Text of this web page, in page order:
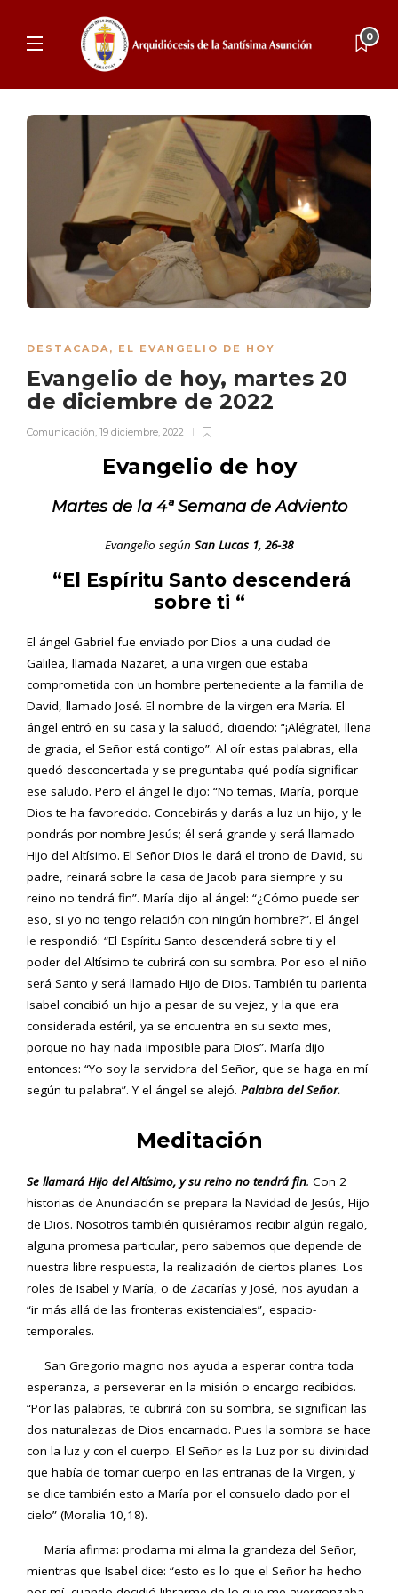
0
DESTACADA, EL EVANGELIO DE HOY
Evangelio de hoy, martes 20
de diciembre de 2022
Comunicación, 19 diciembre, 2022
Evangelio de hoy
Martes de la 4ª Semana de Adviento
Evangelio según San Lucas 1, 26-38
“El Espíritu Santo descenderá
sobre ti “
El ángel Gabriel fue enviado por Dios a una ciudad de
Galilea, llamada Nazaret, a una virgen que estaba
comprometida con un hombre perteneciente a la familia de
David, llamado José. El nombre de la virgen era María. El
ángel entró en su casa y la saludó, diciendo: “¡Alégrate!, llena
de gracia, el Señor está contigo”. Al oír estas palabras, ella
quedó desconcertada y se preguntaba qué podía significar
ese saludo. Pero el ángel le dijo: “No temas, María, porque
Dios te ha favorecido. Concebirás y darás a luz un hijo, y le
pondrás por nombre Jesús; él será grande y será llamado
Hijo del Altísimo. El Señor Dios le dará el trono de David, su
padre, reinará sobre la casa de Jacob para siempre y su
reino no tendrá fin”. María dijo al ángel: “¿Cómo puede ser
eso, si yo no tengo relación con ningún hombre?”. El ángel
le respondió: “El Espíritu Santo descenderá sobre ti y el
poder del Altísimo te cubrirá con su sombra. Por eso el niño
será Santo y será llamado Hijo de Dios. También tu parienta
Isabel concibió un hijo a pesar de su vejez, y la que era
considerada estéril, ya se encuentra en su sexto mes,
porque no hay nada imposible para Dios”. María dijo
entonces: “Yo soy la servidora del Señor, que se haga en mí
según tu palabra”. Y el ángel se alejó. Palabra del Señor.
Meditación
Se llamará Hijo del Altísimo, y su reino no tendrá fin. Con 2
historias de Anunciación se prepara la Navidad de Jesús, Hijo
de Dios. Nosotros también quisiéramos recibir algún regalo,
alguna promesa particular, pero sabemos que depende de
nuestra libre respuesta, la realización de ciertos planes. Los
roles de Isabel y María, o de Zacarías y José, nos ayudan a
“ir más allá de las fronteras existenciales”, espacio-
temporales.
San Gregorio magno nos ayuda a esperar contra toda
esperanza, a perseverar en la misión o encargo recibidos.
“Por las palabras, te cubrirá con su sombra, se significan las
dos naturalezas de Dios encarnado. Pues la sombra se hace
con la luz y con el cuerpo. El Señor es la Luz por su divinidad
que había de tomar cuerpo en las entrañas de la Virgen, y
se dice también esto a María por el consuelo dado por el
cielo” (Moralia 10,18).
María afirma: proclama mi alma la grandeza del Señor,
mientras que Isabel dice: “esto es lo que el Señor ha hecho